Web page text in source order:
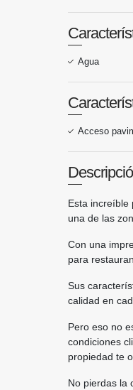
Agua
Acceso
Esta increíble
una de las
Con una
para
Sus
calidad en
Pero eso no
condiciones
propiedad te
No pierdas la